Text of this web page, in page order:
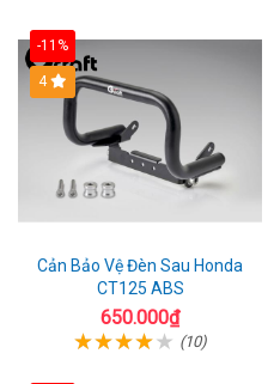
-11%
4
Cản Bảo Vệ Đèn Sau Honda
CT125 ABS
650.000₫
(10)